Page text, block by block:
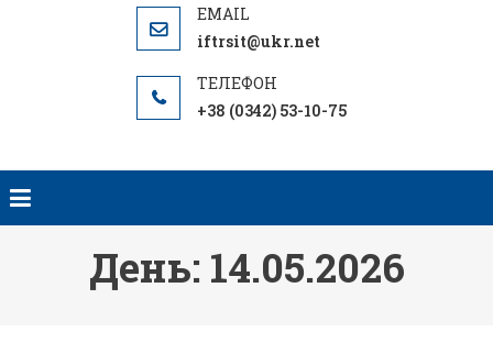
iftrsit@ukr.net
+38 (0342) 53-10-75
День: 14.05.2026